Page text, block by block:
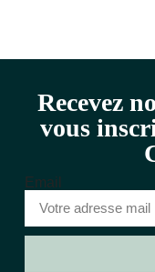
Recevez
vous
Email